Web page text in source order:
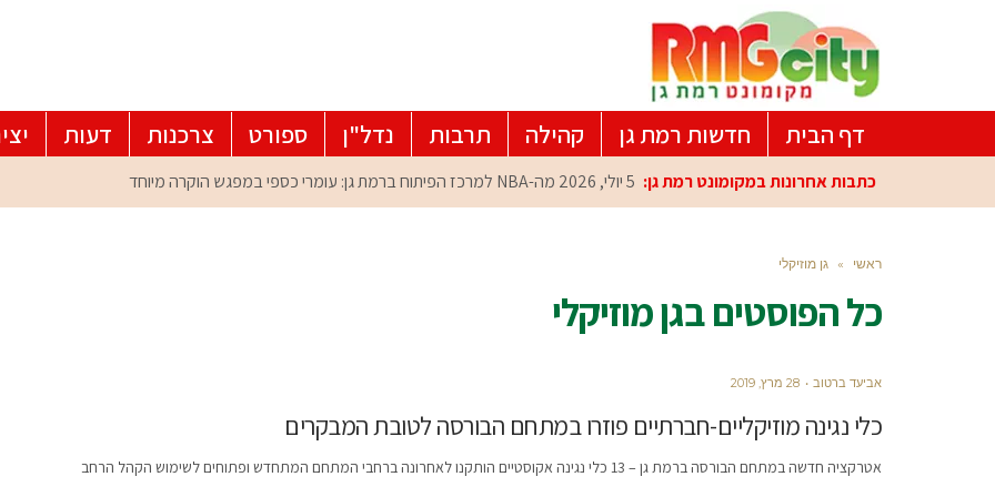
דף הבית חדשות רמת גן קהילה תרבות נדל"ן ספורט צרכנות דעות
כתבות אחרונות במקומונט רמת גן: 5 יולי, 2026 מה-NBA למרכז הפיתוח ברמת גן: עומרי כספי במפגש הוקרה מיוחד
ראשי » גן מוזיקלי
כל הפוסטים בגן מוזיקלי
אביעד ברטוב 28 מרץ, 2019
כלי נגינה מוזיקליים-חברתיים פוזרו במתחם הבורסה לטובת המבקרים
אטרקציה חדשה במתחם הבורסה ברמת גן – 13 כלי נגינה אקוסטיים הותקנו לאחרונה ברחבי המתחם המתחדש ופתוחים לשימוש הקהל הרחב